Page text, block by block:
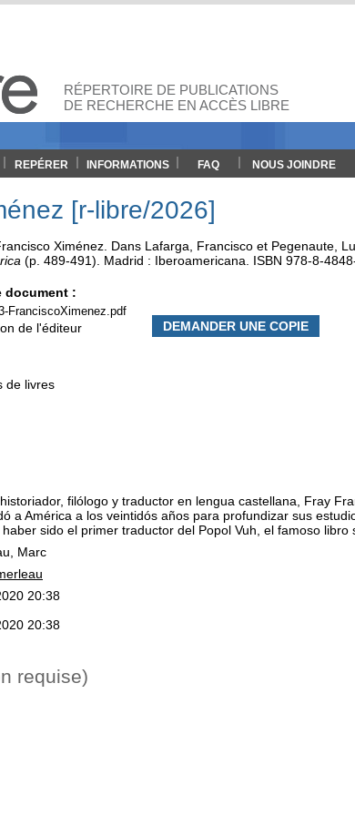
RÉPERTOIRE DE PUBLICATIONS
DE RECHERCHE EN ACCÈS LIBRE
REPÉRER INFORMATIONS FAQ NOUS JOINDRE
[r-libre/2026]
Ximénez Dans Lafarga, Francisco et Pegenaute,
(p. 489-491). Madrid : Iberoamericana ISBN 978-8-
document :
FranciscoXimenez.pdf
de l'éditeur
DEMANDER UNE COPIE
de livres
filólogo y traductor en lengua castellana, Fray
a América a los veintidós años para profundizar sus
sido el primer traductor del Popol Vuh, el famoso libro
Marc
20:38
20:38
requise)